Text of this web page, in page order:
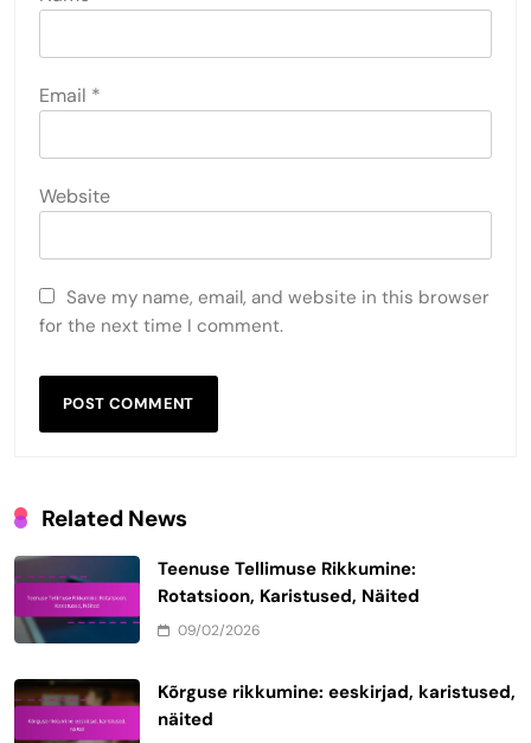
Email *
Website
Save my name, email, and website in this browser
for the next time I comment.
Related News
Teenuse Tellimuse Rikkumine:
Rotatsioon, Karistused, Näited
09/02/2026
Kõrguse rikkumine: eeskirjad, karistused,
näited